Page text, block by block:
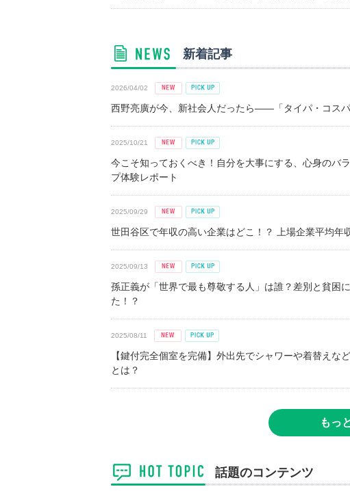
新着記事
2026/04/02
西野亮廣が今、新社会人だったら――「タイパ・コスパ
2025/10/21
今こそ知っておくべき！自分を大事にする、心身のバ
プ体験レポート
2025/09/29
世田谷区で年収の高い企業はどこ！？ 上場企業平均
2025/09/13
孫正義が「世界で最も尊敬する人」は誰？差別と貧困
た！？
2025/08/11
【鍵付完全個室を完備】外出先でシャワーや着替え
とは？
もっ
話題のコンテンツ